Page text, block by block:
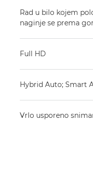
Rad u bilo kojem
naginje se prema
Full HD
Hybrid Auto; Smart
Vrlo usporeno